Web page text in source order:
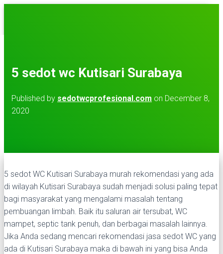
LAYANAN KAMI
5 sedot wc Kutisari Surabaya
Published by sedotwcprofesional.com on December 8,
2020
5 sedot WC Kutisari Surabaya murah rekomendasi yang ada
di wilayah Kutisari Surabaya sudah menjadi solusi paling tepat
bagi masyarakat yang mengalami masalah tentang
pembuangan limbah. Baik itu saluran air tersubat, WC
mampet, septic tank penuh, dan berbagai masalah lainnya.
Jika Anda sedang mencari rekomendasi jasa sedot WC yang
ada di Kutisari Surabaya maka di bawah ini yang bisa Anda